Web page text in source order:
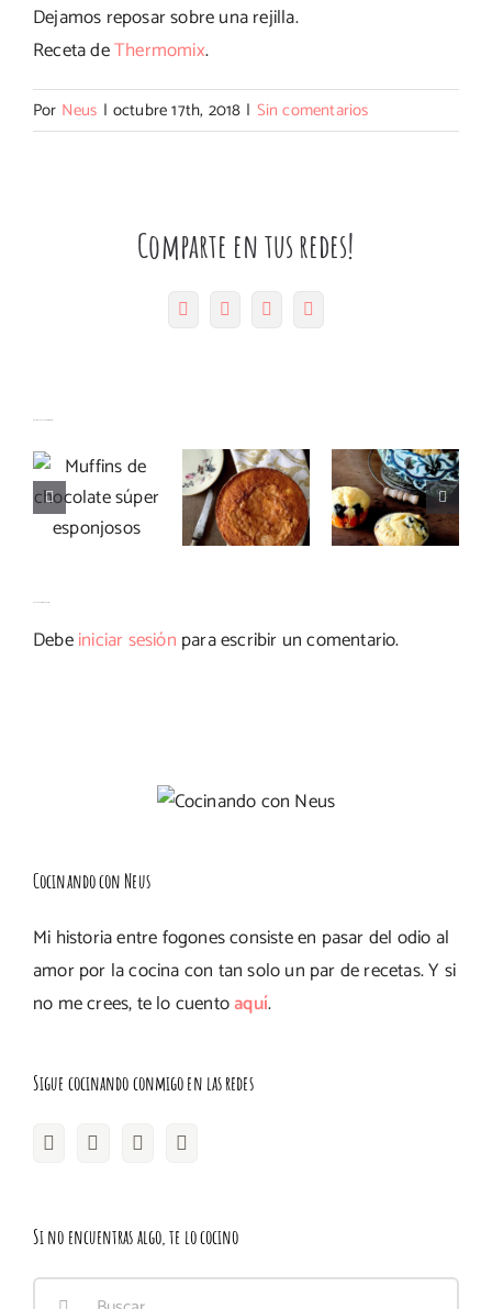
Dejamos reposar sobre una rejilla.
Receta deThermomix.
Por Neus | octubre 17th, 2018 | Sin comentarios
Comparte en tus redes!
FacebookTwitter Pinterest
electrónico
de
chocolate
súper
con nata
con
de mató y
arándanos
con
Debeiniciar sesión para escribir un comentario.
Cocinando con Neus
Mi historia entre fogones consiste en pasar del odio al
amor por la cocina con tan solo un par de recetas. Y si
no me crees, te lo cuentoaquí.
Sigue cocinando conmigo en las redes
Si no encuentras algo, te lo cocino
Buscar: